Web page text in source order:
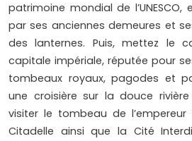
patrimoine mondial de
par ses anciennes demeures et
des lanternes. Puis, mettez le
capitale impériale, réputée pour
tombeaux royaux, pagodes et
une croisière sur la douce
visiter le tombeau de
Citadelle ainsi que la Cité